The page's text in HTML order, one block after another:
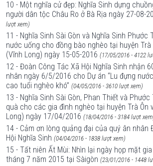
10 - Một nghĩa cử đẹp: Nghĩa Sinh dựng
người dân tộc Châu Ro ở Bà Rịa ngày 27-08-
lượt xem)
11 - Nghĩa Sinh Sài Gòn và Nghĩa Sinh Phước
nước uống cho đồng bào nghèo tại huyện Trà
(Vĩnh Long) ngày 15-05-2016 (17/05/2016 - 4122
12 - Đoàn Công Tác Xã Hội Nghĩa Sinh nhận
nhân ngày 6/5/2016 cho Dự án “Lu đựng
cao tuổi nghèo khó” (04/05/2016 - 3610 lượt xem)
13 - Nghĩa Sinh Sài Gòn, Phan Thiết và
quà cho các gia đình nghèo tại huyện Trà Ôn
Long) ngày 17/04/2016 (18/04/2016 - 3184 lượt
14 - Cảm ơn lòng quảng đại của quý ân nhân
Hội Nghĩa Sinh (04/04/2016 - 1838 lượt xem)
15 - Tất niên Ất Mùi: Nhìn lại ngày họp mặt
tháng 7 năm 2015 tại Sàigòn (23/01/2016 - 1448